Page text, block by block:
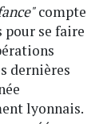
compte
se faire
dernières
lyonnais.